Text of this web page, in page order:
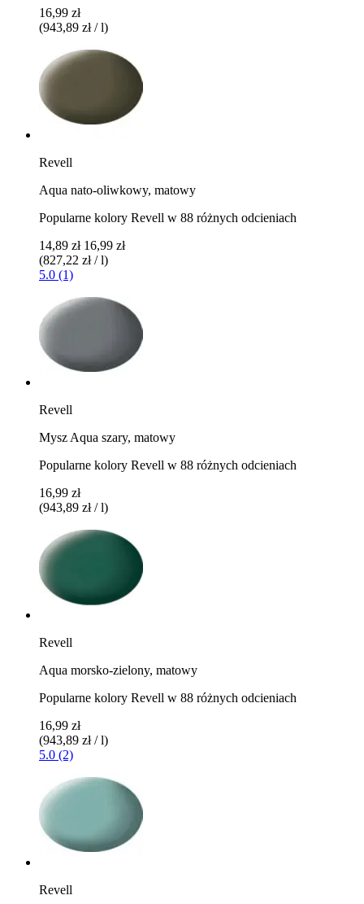
16,99 zł
(943,89 zł / l)
Revell
Aqua nato-oliwkowy, matowy
Popularne kolory Revell w 88 różnych odcieniach
14,89 zł 16,99 zł
(827,22 zł / l)
5.0 (1)
Revell
Mysz Aqua szary, matowy
Popularne kolory Revell w 88 różnych odcieniach
16,99 zł
(943,89 zł / l)
Revell
Aqua morsko-zielony, matowy
Popularne kolory Revell w 88 różnych odcieniach
16,99 zł
(943,89 zł / l)
5.0 (2)
Revell